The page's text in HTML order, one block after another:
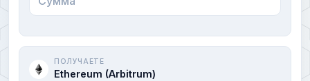
ПОЛУЧАЕТЕ
Ethereum (Arbitrum)